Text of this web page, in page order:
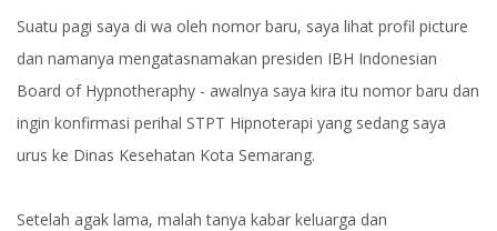
Suatu pagi saya di wa oleh nomor baru, saya lihat profil picture
dan namanya mengatasnamakan presiden IBH Indonesian
Board of Hypnotheraphy - awalnya saya kira itu nomor baru dan
ingin konfirmasi perihal STPT Hipnoterapi yang sedang saya
urus ke Dinas Kesehatan Kota Semarang.
Setelah agak lama, malah tanya kabar keluarga dan